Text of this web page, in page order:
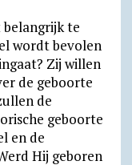
belangrijk te
wordt bevolen
Zij willen
de geboorte
de
geboorte
en de
Hij geboren